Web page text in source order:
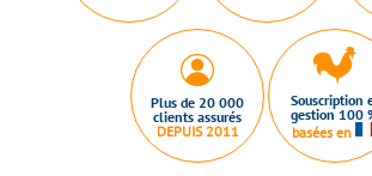
Plus de 20 000
clients assurés
DEPUIS 2011
Souscription
gestion 100
basées en